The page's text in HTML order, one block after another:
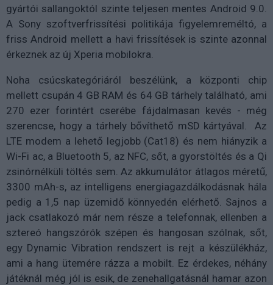
gyártói sallangoktól szinte teljesen mentes Android 9.0.
A Sony szoftverfrissítési politikája figyelemreméltó, a
friss Android mellett a havi frissítések is szinte azonnal
érkeznek az új Xperia mobilokra.
Noha csúcskategóriáról beszélünk, a központi chip
mellett csupán 4 GB RAM és 64 GB tárhely található, ami
270 ezer forintért cserébe fájdalmasan kevés - még
szerencse, hogy a tárhely bővíthető mSD kártyával. Az
LTE modem a lehető legjobb (Cat18) és nem hiányzik a
Wi-Fi ac, a Bluetooth 5, az NFC, sőt, a gyorstöltés és a Qi
zsinórnélküli töltés sem. Az akkumulátor átlagos méretű,
3300 mAh-s, az intelligens energiagazdálkodásnak hála
pedig a 1,5 nap üzemidő könnyedén elérhető. Sajnos a
jack csatlakozó már nem része a telefonnak, ellenben a
sztereó hangszórók szépen és hangosan szólnak, sőt,
egy Dynamic Vibration rendszert is rejt a készülékház,
ami a hang ütemére rázza a mobilt. Ez érdekes, néhány
játéknál még jól is esik, de zenehallgatásnál hamar azon